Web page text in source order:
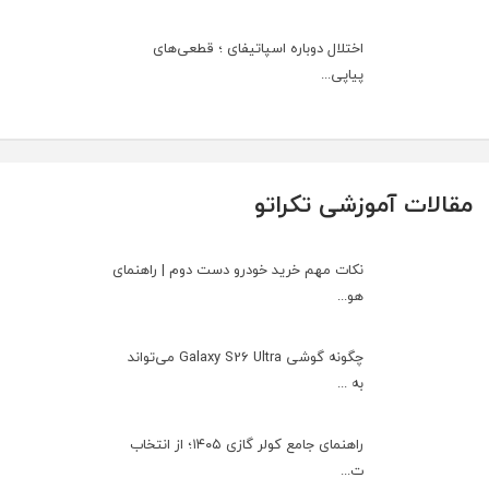
اختلال دوباره اسپاتیفای ؛ قطعی‌های
پیاپی...
مقالات آموزشی تکراتو
نکات مهم خرید خودرو دست دوم | راهنمای
هو...
چگونه گوشی Galaxy S26 Ultra می‌تواند
به ...
راهنمای جامع کولر گازی ۱۴۰۵؛ از انتخاب
ت...